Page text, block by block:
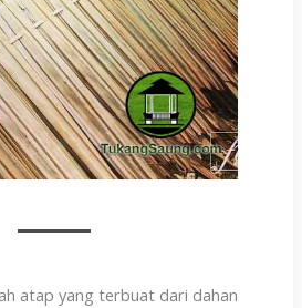
atap yang terbuat dari dahan